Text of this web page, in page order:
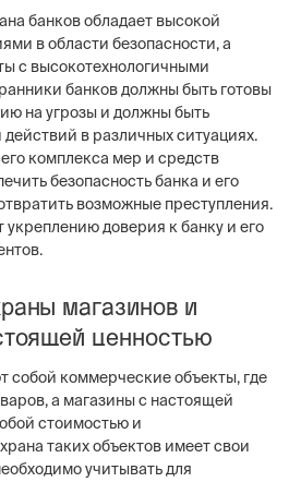
банков обладает высокой
в области безопасности, а
с высокотехнологичными
банков должны быть готовы
на угрозы и должны быть
в различных ситуациях.
комплекса мер и средств
безопасность банка и его
возможные преступления.
укреплению доверия к банку и его
магазинов и
ценностью
собой коммерческие объекты, где
а магазины с настоящей
стоимостью и
таких объектов имеет свои
учитывать для